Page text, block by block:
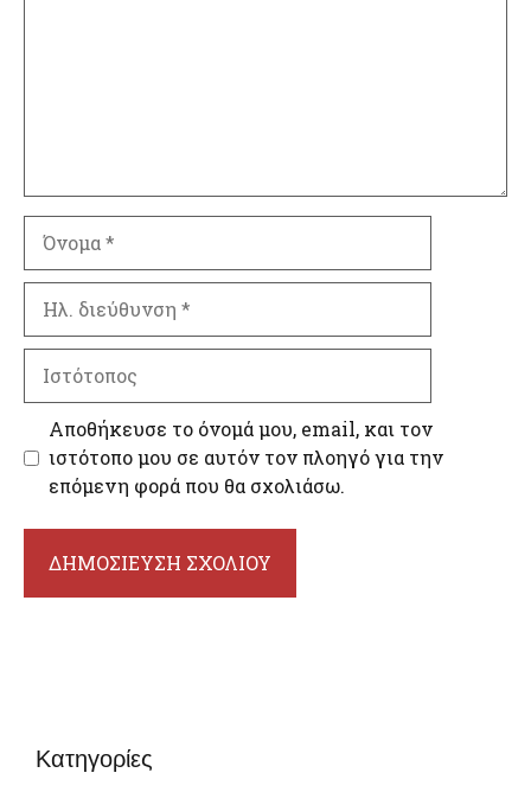
διεύθυνση
Αποθήκευσε το όνομά μου, email, και τον
ιστότοπο μου σε αυτόν τον πλοηγό για την
επόμενη φορά που θα σχολιάσω.
Κατηγορίες